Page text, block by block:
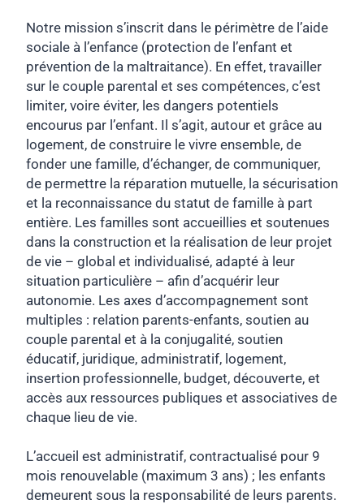
Notre mission s’inscrit dans le périmètre de l’aide
sociale à l’enfance (protection de l’enfant et
prévention de la maltraitance). En effet, travailler
sur le couple parental et ses compétences, c’est
limiter, voire éviter, les dangers potentiels
encourus par l’enfant. Il s’agit, autour et grâce au
logement, de construire le vivre ensemble, de
fonder une famille, d’échanger, de communiquer,
de permettre la réparation mutuelle, la sécurisation
et la reconnaissance du statut de famille à part
entière. Les familles sont accueillies et soutenues
dans la construction et la réalisation de leur projet
de vie – global et individualisé, adapté à leur
situation particulière – afin d’acquérir leur
autonomie. Les axes d’accompagnement sont
multiples : relation parents-enfants, soutien au
couple parental et à la conjugalité, soutien
éducatif, juridique, administratif, logement,
insertion professionnelle, budget, découverte, et
accès aux ressources publiques et associatives de
chaque lieu de vie.
L’accueil est administratif, contractualisé pour 9
mois renouvelable (maximum 3 ans) ; les enfants
demeurent sous la responsabilité de leurs parents.